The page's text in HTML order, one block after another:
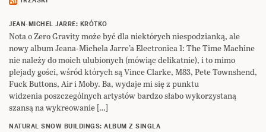
JEAN-MICHEL JARRE: KRÓTKO
Nota o Zero Gravity może być dla niektórych niespodzianką, ale
nowy album Jeana-Michela Jarre’a Electronica 1: The Time Machine
nie należy do moich ulubionych (mówiąc delikatnie), i to mimo
plejady gości, wśród których są Vince Clarke, M83, Pete Townshend,
Fuck Buttons, Air i Moby. Ba, wydaje mi się z punktu
widzenia poszczególnych artystów bardzo słabo wykorzystaną
szansą na wykreowanie […]
NATURAL SNOW BUILDINGS: ALBUM Z SINGLA